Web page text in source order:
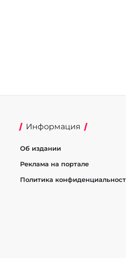
Информация
Об издании
Реклама на портале
Политика